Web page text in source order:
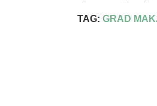
TAG: GRAD